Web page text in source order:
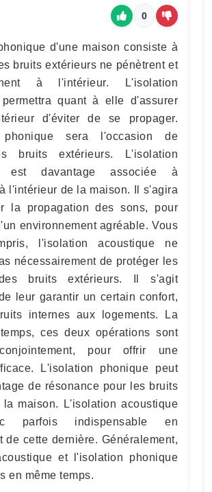
0
d'une maison consiste à
bruits extérieurs ne pénètrent et
à l'intérieur. L'isolation
quant à elle d'assurer
d'éviter de se propager.
phonique sera l'occasion de
bruits extérieurs. L'isolation
est davantage associée à
l'intérieur de la maison. Il s'agira
la propagation des sons, pour
environnement agréable. Vous
l'isolation acoustique ne
nécessairement de protéger les
bruits extérieurs. Il s'agit
leur garantir un certain confort,
internes aux logements. La
ces deux opérations sont
pour offrir une
L'isolation phonique peut
de résonance pour les bruits
la maison. L'isolation acoustique
parfois indispensable en
de cette dernière. Généralement,
et l'isolation phonique
en même temps.